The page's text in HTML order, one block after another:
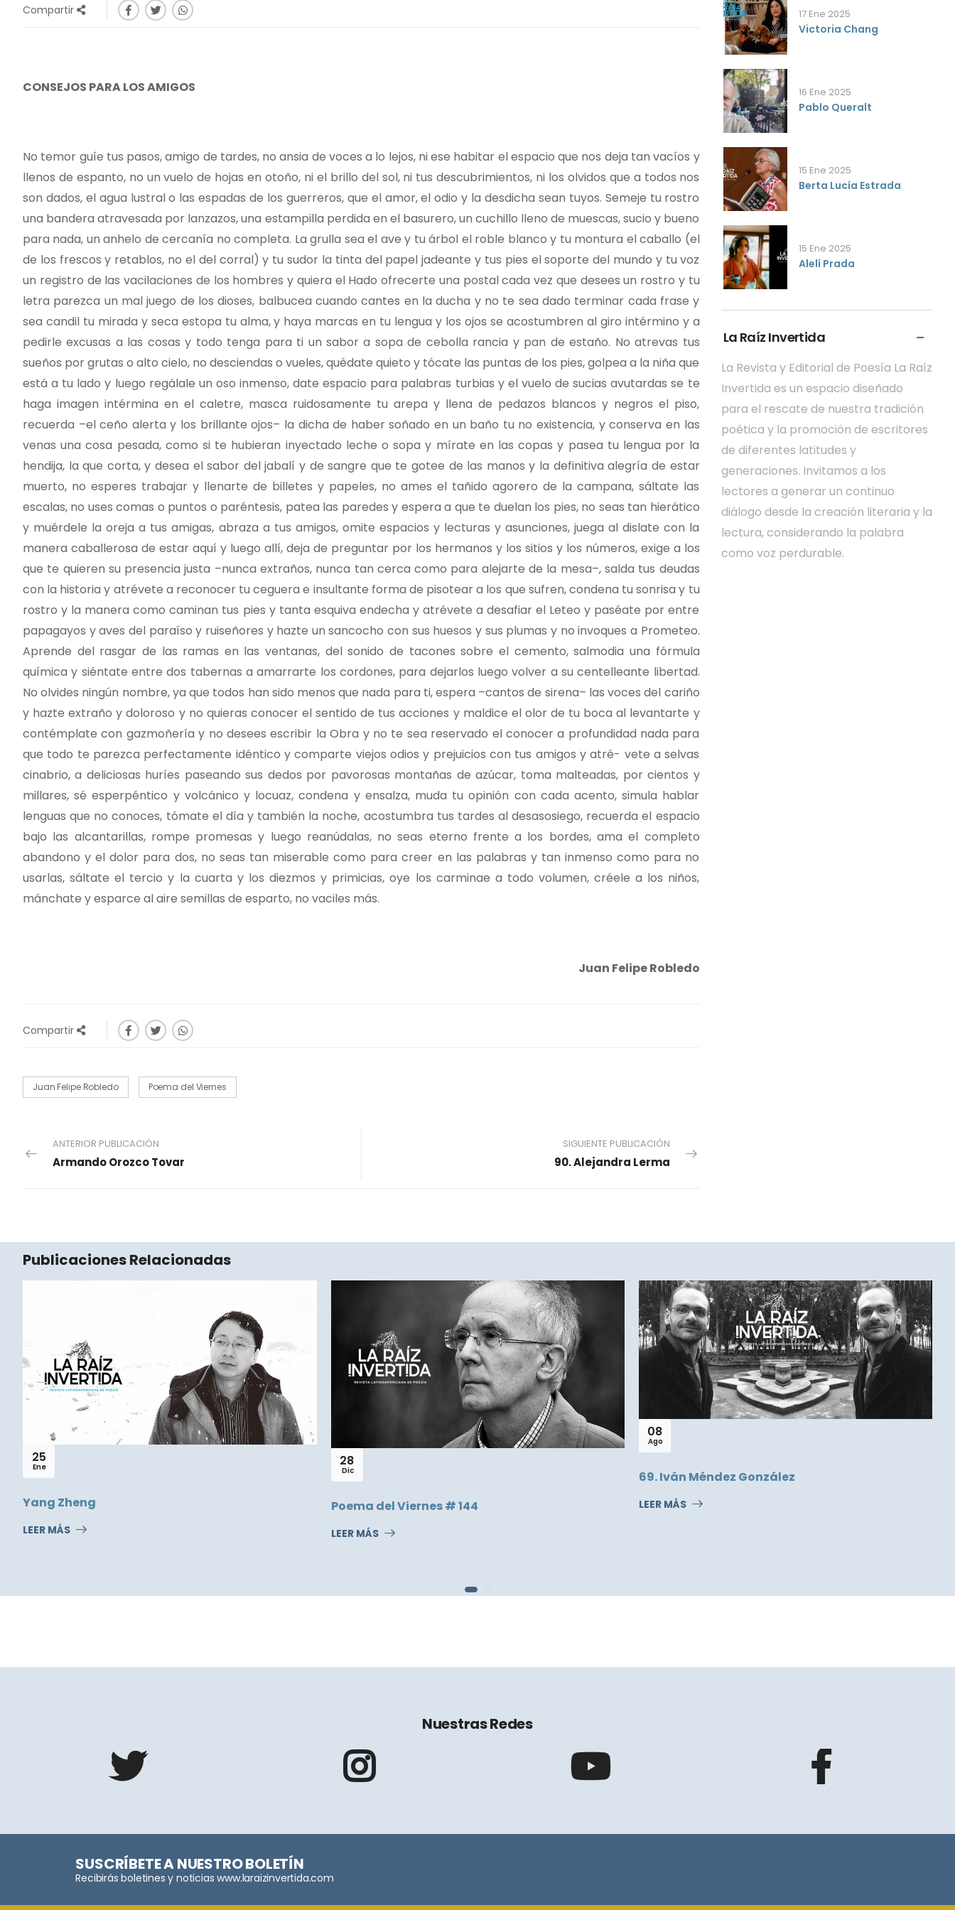
Compartir
CONSEJOS PARA LOS AMIGOS
No temor guíe tus pasos, amigo de tardes, no ansia de voces a lo lejos, ni ese habitar el espacio que nos deja tan vacíos y
llenos de espanto, no un vuelo de hojas en otoño, ni el brillo del sol, ni tus descubrimientos, ni los olvidos que a todos nos
son dados, el agua lustral o las espadas de los guerreros, que el amor, el odio y la desdicha sean tuyos. Semeje tu rostro
una bandera atravesada por lanzazos, una estampilla perdida en el basurero, un cuchillo lleno de muescas, sucio y bueno
para nada, un anhelo de cercanía no completa. La grulla sea el ave y tu árbol el roble blanco y tu montura el caballo (el
de los frescos y retablos, no el del corral) y tu sudor la tinta del papel jadeante y tus pies el soporte del mundo y tu voz
un registro de las vacilaciones de los hombres y quiera el Hado ofrecerte una postal cada vez que desees un rostro y tu
letra parezca un mal juego de los dioses, balbucea cuando cantes en la ducha y no te sea dado terminar cada frase y
sea candil tu mirada y seca estopa tu alma, y haya marcas en tu lengua y los ojos se acostumbren al giro intérmino y a
pedirle excusas a las cosas y todo tenga para ti un sabor a sopa de cebolla rancia y pan de estaño. No atrevas tus
sueños por grutas o alto cielo, no desciendas o vueles, quédate quieto y tócate las puntas de los pies, golpea a la niña que
está a tu lado y luego regálale un oso inmenso, date espacio para palabras turbias y el vuelo de sucias avutardas se te
haga imagen intérmina en el caletre, masca ruidosamente tu arepa y llena de pedazos blancos y negros el piso,
recuerda –el ceño alerta y los brillante ojos– la dicha de haber soñado en un baño tu no existencia, y conserva en las
venas una cosa pesada, como si te hubieran inyectado leche o sopa y mírate en las copas y pasea tu lengua por la
hendija, la que corta, y desea el sabor del jabalí y de sangre que te gotee de las manos y la definitiva alegría de estar
muerto, no esperes trabajar y llenarte de billetes y papeles, no ames el tañido agorero de la campana, sáltate las
escalas, no uses comas o puntos o paréntesis, patea las paredes y espera a que te duelan los pies, no seas tan hierático
y muérdele la oreja a tus amigas, abraza a tus amigos, omite espacios y lecturas y asunciones, juega al dislate con la
manera caballerosa de estar aquí y luego allí, deja de preguntar por los hermanos y los sitios y los números, exige a los
que te quieren su presencia justa –nunca extraños, nunca tan cerca como para alejarte de la mesa–, salda tus deudas
con la historia y atrévete a reconocer tu ceguera e insultante forma de pisotear a los que sufren, condena tu sonrisa y tu
rostro y la manera como caminan tus pies y tanta esquiva endecha y atrévete a desafiar el Leteo y paséate por entre
papagayos y aves del paraíso y ruiseñores y hazte un sancocho con sus huesos y sus plumas y no invoques a Prometeo.
Aprende del rasgar de las ramas en las ventanas, del sonido de tacones sobre el cemento, salmodia una fórmula
química y siéntate entre dos tabernas a amarrarte los cordones, para dejarlos luego volver a su centelleante libertad.
No olvides ningún nombre, ya que todos han sido menos que nada para ti, espera –cantos de sirena– las voces del cariño
y hazte extraño y doloroso y no quieras conocer el sentido de tus acciones y maldice el olor de tu boca al levantarte y
contémplate con gazmoñería y no desees escribir la Obra y no te sea reservado el conocer a profundidad nada para
que todo te parezca perfectamente idéntico y comparte viejos odios y prejuicios con tus amigos y atré- vete a selvas
cinabrio, a deliciosas huríes paseando sus dedos por pavorosas montañas de azúcar, toma malteadas, por cientos y
millares, sé esperpéntico y volcánico y locuaz, condena y ensalza, muda tu opinión con cada acento, simula hablar
lenguas que no conoces, tómate el día y también la noche, acostumbra tus tardes al desasosiego, recuerda el espacio
bajo las alcantarillas, rompe promesas y luego reanúdalas, no seas eterno frente a los bordes, ama el completo
abandono y el dolor para dos, no seas tan miserable como para creer en las palabras y tan inmenso como para no
usarlas, sáltate el tercio y la cuarta y los diezmos y primicias, oye los carminae a todo volumen, créele a los niños,
mánchate y esparce al aire semillas de esparto, no vaciles más.
Juan Felipe Robledo
Compartir
Juan Felipe Robledo Poema del Viernes
ANTERIOR PUBLICACIÓN
Armando Orozco Tovar
SIGUIENTE PUBLICACIÓN
90. Alejandra Lerma
17 Ene 2025
Victoria Chang
16 Ene 2025
Pablo Queralt
15 Ene 2025
Berta Lucía Estrada
15 Ene 2025
Alelí Prada
La Raíz Invertida
La Revista y Editorial de Poesía La Raíz
Invertida es un espacio diseñado
para el rescate de nuestra tradición
poética y la promoción de escritores
de diferentes latitudes y
generaciones. Invitamos a los
lectores a generar un continuo
diálogo desde la creación literaria y la
lectura, considerando la palabra
como voz perdurable.
Publicaciones Relacionadas
25
Ene
Yang Zheng
LEER MÁS
28
Dic
Poema del Viernes # 144
LEER MÁS
08
Ago
69. Iván Méndez González
LEER MÁS
Nuestras Redes
SUSCRÍBETE A NUESTRO BOLETÍN
Recibirás boletines y noticias www.laraizinvertida.com